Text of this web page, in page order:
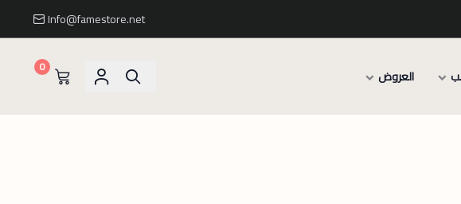
Info@famestore.net
العروض 0